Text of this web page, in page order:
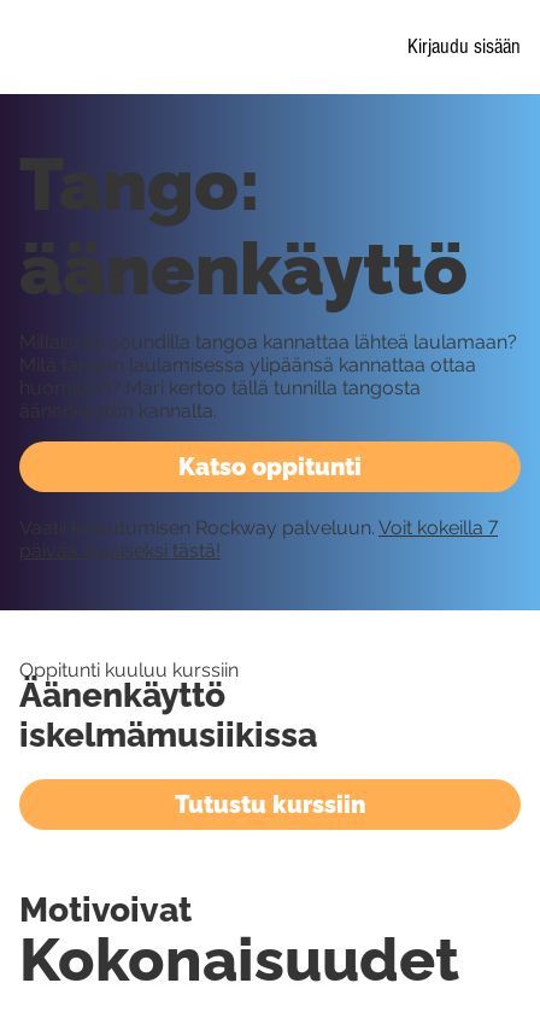
Kirjaudu sisään
Katso oppitunti
Tango:
äänenkäyttö
Millaisella soundilla tangoa kannattaa lähteä laulamaan?
Mitä tangon laulamisessa ylipäänsä kannattaa ottaa
huomioon? Mari kertoo tällä tunnilla tangosta
äänenkäytön kannalta.
Vaatii kirjautumisen Rockway palveluun. Voit kokeilla 7
päivää ilmaiseksi tästä!
Oppitunti kuuluu kurssiin
Äänenkäyttö
iskelmämusiikissa
Tutustu kurssiin
Kokonaisuudet
Motivoivat